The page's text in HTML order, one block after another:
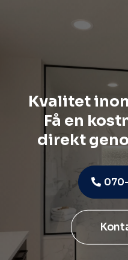
Kvalitet
Få en
direkt